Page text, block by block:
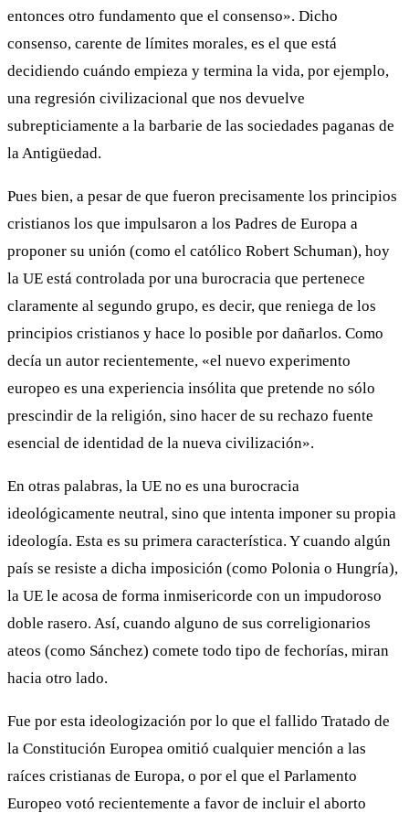
entonces otro fundamento que el consenso». Dicho
consenso, carente de límites morales, es el que está
decidiendo cuándo empieza y termina la vida, por ejemplo,
una regresión civilizacional que nos devuelve
subrepticiamente a la barbarie de las sociedades paganas de
la Antigüedad.
Pues bien, a pesar de que fueron precisamente los principios
cristianos los que impulsaron a los Padres de Europa a
proponer su unión (como el católico Robert Schuman), hoy
la UE está controlada por una burocracia que pertenece
claramente al segundo grupo, es decir, que reniega de los
principios cristianos y hace lo posible por dañarlos. Como
decía un autor recientemente, «el nuevo experimento
europeo es una experiencia insólita que pretende no sólo
prescindir de la religión, sino hacer de su rechazo fuente
esencial de identidad de la nueva civilización».
En otras palabras, la UE no es una burocracia
ideológicamente neutral, sino que intenta imponer su propia
ideología. Esta es su primera característica. Y cuando algún
país se resiste a dicha imposición (como Polonia o Hungría),
la UE le acosa de forma inmisericorde con un impudoroso
doble rasero. Así, cuando alguno de sus correligionarios
ateos (como Sánchez) comete todo tipo de fechorías, miran
hacia otro lado.
Fue por esta ideologización por lo que el fallido Tratado de
la Constitución Europea omitió cualquier mención a las
raíces cristianas de Europa, o por el que el Parlamento
Europeo votó recientemente a favor de incluir el aborto